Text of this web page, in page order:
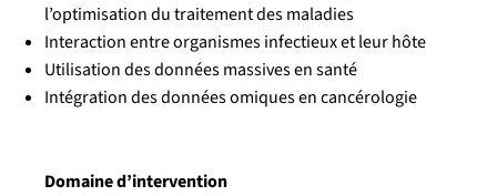
l’optimisation du traitement des maladies
Interaction entre organismes infectieux et leur hôte
Utilisation des données massives en santé
Intégration des données omiques en cancérologie
Domaine d’intervention